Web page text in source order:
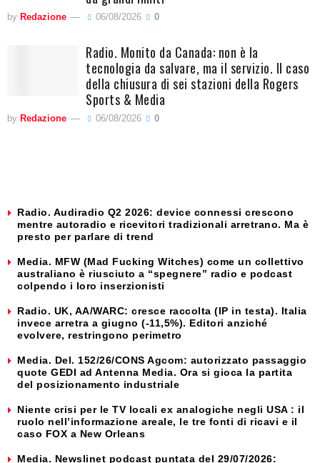
by Redazione 06/08/2026 0
Radio. Monito da Canada: non è la
tecnologia da salvare, ma il servizio. Il caso
della chiusura di sei stazioni della Rogers
Sports & Media
by Redazione 06/08/2026 0
Radio. Audiradio Q2 2026: device connessi crescono
mentre autoradio e ricevitori tradizionali arretrano. Ma è
presto per parlare di trend
Media. MFW (Mad Fucking Witches) come un collettivo
australiano è riusciuto a “spegnere” radio e podcast
colpendo i loro inserzionisti
Radio. UK, AA/WARC: cresce raccolta (IP in testa). Italia
invece arretra a giugno (-11,5%). Editori anziché
evolvere, restringono perimetro
Media. Del. 152/26/CONS Agcom: autorizzato passaggio
quote GEDI ad Antenna Media. Ora si gioca la partita
del posizionamento industriale
Niente crisi per le TV locali ex analogiche negli USA : il
ruolo nell’informazione areale, le tre fonti di ricavi e il
caso FOX a New Orleans
Media. Newslinet podcast puntata del 29/07/2026: